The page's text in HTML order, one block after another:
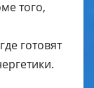
того,
готовят